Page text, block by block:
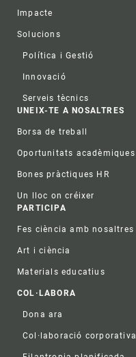
Impacte
Solucions
Política i Gestió
Innovació
Serveis tècnics
UNEIX-TE A NOSALTRES
Borsa de treball
Oportunitats acadèmiques
Bones pràctiques HR
Un lloc on créixer
PARTICIPA
Fes ciència amb nosaltres
Art i ciència
Materials educatius
COL·LABORA
Dona ara
Col·laboració corporativa